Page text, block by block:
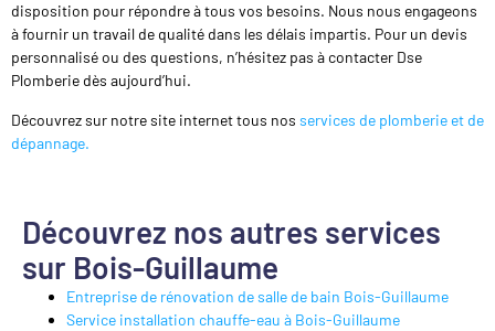
disposition pour répondre à tous vos besoins. Nous nous engageons
à fournir un travail de qualité dans les délais impartis. Pour un devis
personnalisé ou des questions, n’hésitez pas à contacter Dse
Plomberie dès aujourd’hui.
Découvrez sur notre site internet tous nos services de plomberie et de
dépannage.
Découvrez nos autres services
sur Bois-Guillaume
Entreprise de rénovation de salle de bain Bois-Guillaume
Service installation chauffe-eau à Bois-Guillaume